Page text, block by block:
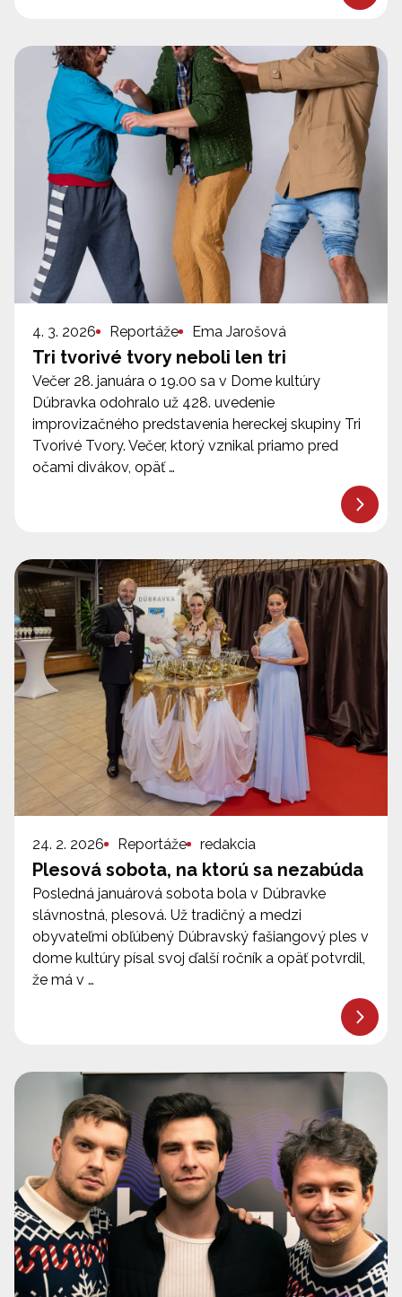
4. 3. 2026 Reportáže Ema Jarošová
Tri tvorivé tvory neboli len tri
Večer 28. januára o 19.00 sa v Dome kultúry
Dúbravka odohralo už 428. uvedenie
improvizačného predstavenia hereckej skupiny Tri
Tvorivé Tvory. Večer, ktorý vznikal priamo pred
očami divákov, opäť …
24. 2. 2026 Reportáže redakcia
Plesová sobota, na ktorú sa nezabúda
Posledná januárová sobota bola v Dúbravke
slávnostná, plesová. Už tradičný a medzi
obyvateľmi obľúbený Dúbravský fašiangový ples v
dome kultúry písal svoj ďalší ročník a opäť potvrdil,
že má v …